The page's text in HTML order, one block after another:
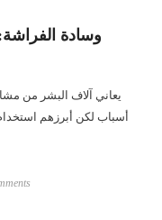
وسادة
يعاني آلاف البشر من
أسباب لكن أبرزهم